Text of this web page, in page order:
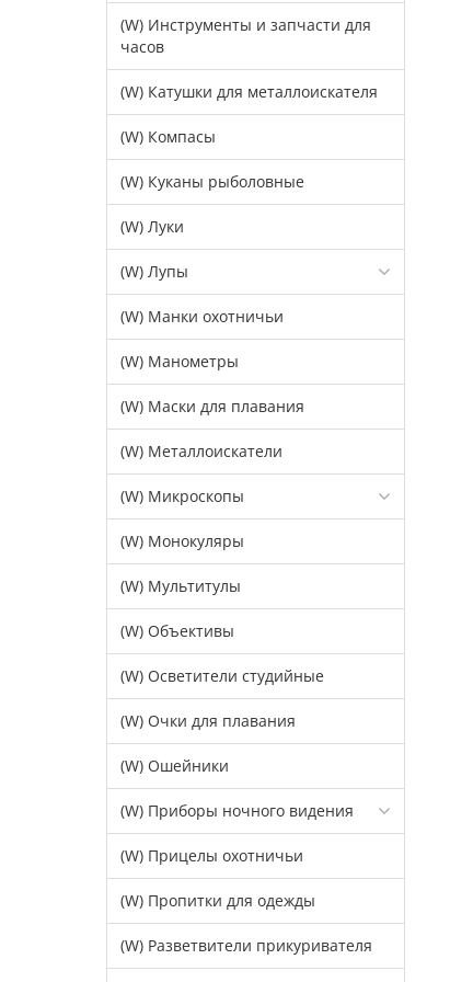
(W) Инструменты и запчасти для
часов
(W) Катушки для металлоискателя
(W) Компасы
(W) Куканы рыболовные
(W) Луки
(W) Лупы
(W) Манки охотничьи
(W) Манометры
(W) Маски для плавания
(W) Металлоискатели
(W) Микроскопы
(W) Монокуляры
(W) Мультитулы
(W) Объективы
(W) Осветители студийные
(W) Очки для плавания
(W) Ошейники
(W) Приборы ночного видения
(W) Прицелы охотничьи
(W) Пропитки для одежды
(W) Разветвители прикуривателя